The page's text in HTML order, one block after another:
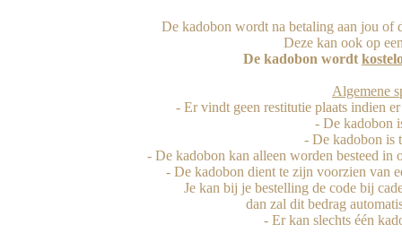
De kadobon wordt na betaling aan jou of
De kadobon wordt
Algemene
- Er vindt geen restitutie plaats indien
- De kadobon
- De kadobon is
- De kadobon kan alleen worden besteed
- De kadobon dient te zijn voorzien van
Je kan bij je bestelling de code bij
dan zal dit bedrag
- Er kan slechts één